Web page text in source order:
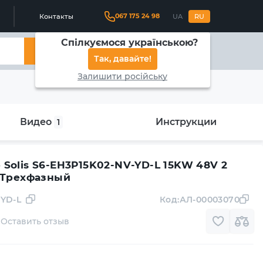
Контакты 067 175 24 98 UA RU
Спілкуємося українською?
Так, давайте!
Залишити російську
Видео 1 Инструкции
S6-EH3P15K02-NV-YD-L 15KW 48V 2
L
Оставить отзыв
Код:АЛ-00003070